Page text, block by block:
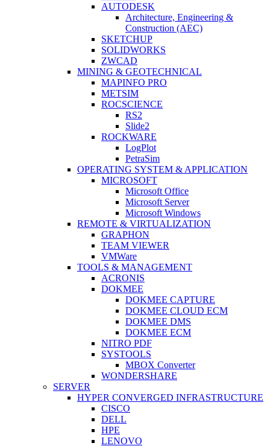
AUTODESK
Architecture, Engineering &
Construction (AEC)
SKETCHUP
SOLIDWORKS
ZWCAD
MINING & GEOTECHNICAL
MAPINFO PRO
METSIM
ROCSCIENCE
RS2
Slide2
ROCKWARE
LogPlot
PetraSim
OPERATING SYSTEM & APPLICATION
MICROSOFT
Microsoft Office
Microsoft Server
Microsoft Windows
REMOTE & VIRTUALIZATION
GRAPHON
TEAM VIEWER
VMWare
TOOLS & MANAGEMENT
ACRONIS
DOKMEE
DOKMEE CAPTURE
DOKMEE CLOUD ECM
DOKMEE DMS
DOKMEE ECM
NITRO PDF
SYSTOOLS
MBOX Converter
WONDERSHARE
SERVER
HYPER CONVERGED INFRASTRUCTURE
CISCO
DELL
HPE
LENOVO